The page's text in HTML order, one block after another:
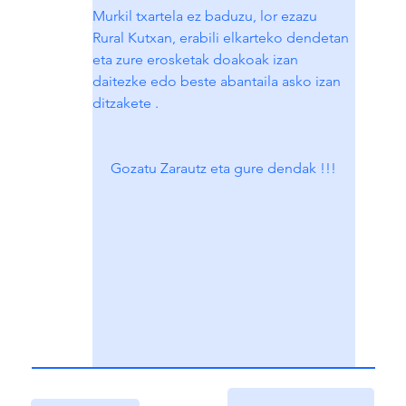
Murkil txartela ez baduzu, lor ezazu
Rural Kutxan, erabili elkarteko dendetan
eta zure erosketak doakoak izan
daitezke edo beste abantaila asko izan
ditzakete .
Gozatu Zarautz eta gure dendak !!!